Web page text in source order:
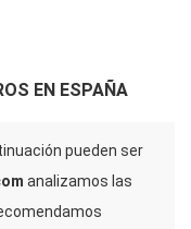
EN ESPAÑA
pueden ser
analizamos las